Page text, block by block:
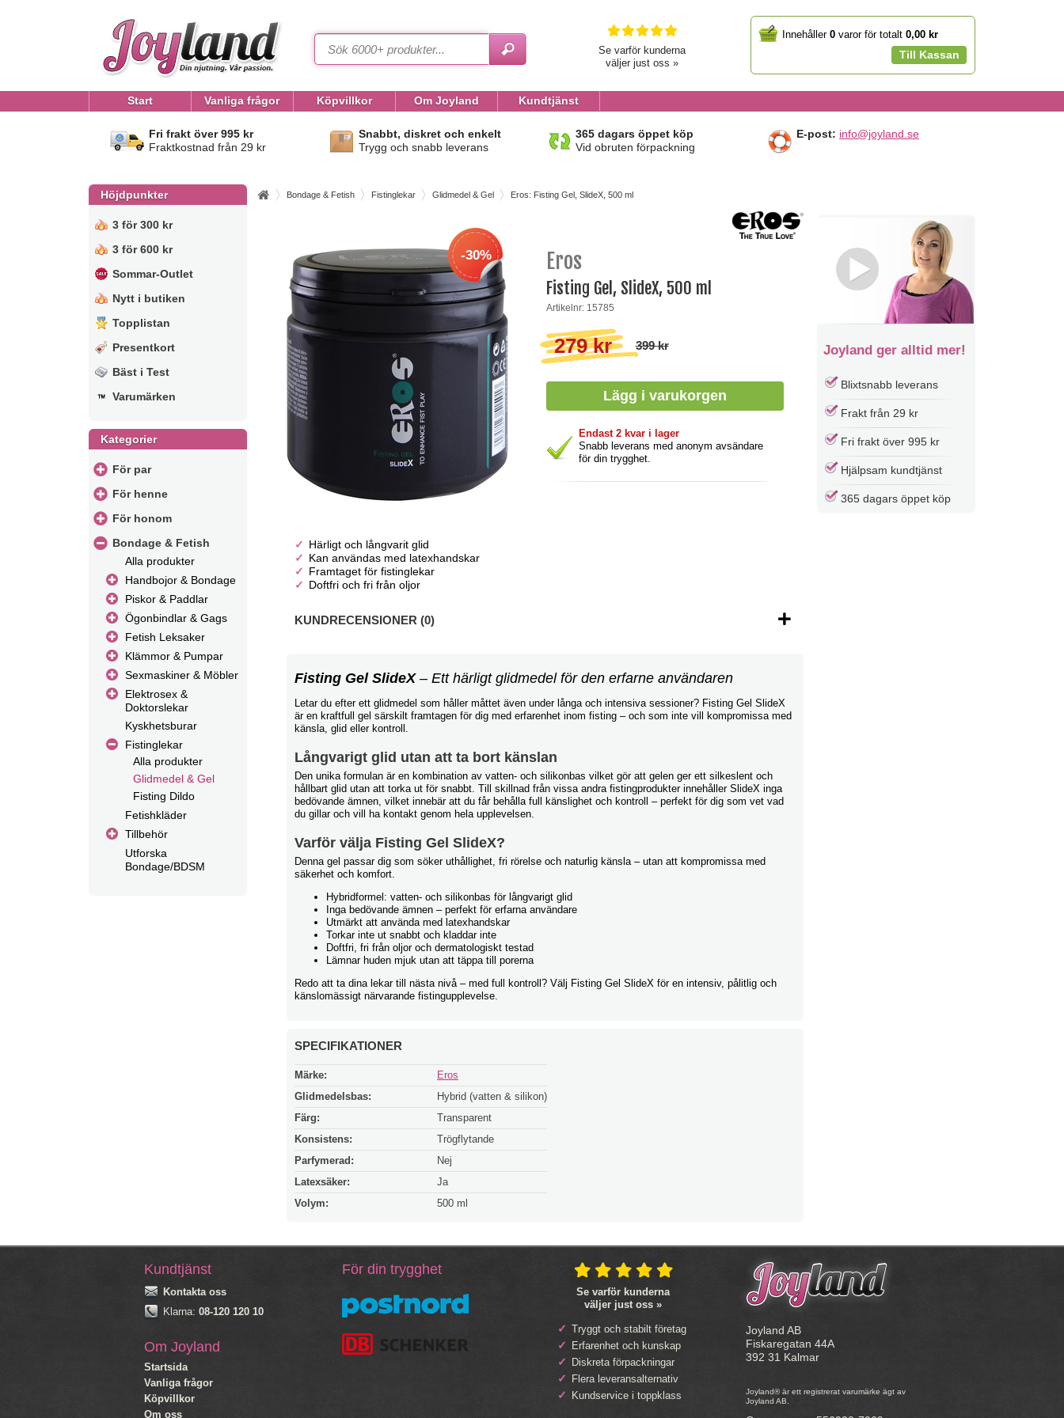
Se varför kunderna
väljer just oss »
YourInnehåller 0 varor för totalt 0,00 kr
Till Kassan
Start Vanliga frågor Köpvillkor Om Joyland Kundtjänst
Fri frakt över 995 kr
Fraktkostnad från 29 kr
Snabbt, diskret och enkelt
Trygg och snabb leverans
365 dagars öppet köp
Vid obruten förpackning
E-post: info@joyland.se
Höjdpunkter
3 för 300 kr
3 för 600 kr
Sommar-Outlet
Nytt i butiken
Topplistan
Presentkort
Bäst i Test
Varumärken
Kategorier
För par
För henne
För honom
Bondage & Fetish
Alla produkter
Handbojor & Bondage
Piskor & Paddlar
Ögonbindlar & Gags
Fetish Leksaker
Klämmor & Pumpar
Sexmaskiner & Möbler
Elektrosex &
Doktorslekar
Kyskhetsburar
Fistinglekar
Alla produkter
Glidmedel & Gel
Fisting Dildo
Fetishkläder
Tillbehör
Utforska
Bondage/BDSM
Bondage & Fetish Fistinglekar Glidmedel & Gel Eros: Fisting Gel, SlideX, 500 ml
-30% Eros
Fisting Gel, SlideX, 500 ml
Artikelnr: 15785
279 kr 399 kr
Endast 2 kvar i lager
Snabb leverans med anonym avsändare
för din trygghet.
Härligt och långvarit glid
Kan användas med latexhandskar
Framtaget för fistinglekar
Doftfri och fri från oljor
KUNDRECENSIONER (0)
Fisting Gel SlideX– Ett härligt glidmedel för den erfarne användaren
Letar du efter ett glidmedel som håller måttet även under långa och intensiva sessioner? Fisting Gel SlideX
är en kraftfull gel särskilt framtagen för dig med erfarenhet inom fisting – och som inte vill kompromissa med
känsla, glid eller kontroll.
Långvarigt glid utan att ta bort känslan
Den unika formulan är en kombination av vatten- och silikonbas vilket gör att gelen ger ett silkeslent och
hållbart glid utan att torka ut för snabbt. Till skillnad från vissa andra fistingprodukter innehåller SlideX inga
bedövande ämnen, vilket innebär att du får behålla full känslighet och kontroll – perfekt för dig som vet vad
du gillar och vill ha kontakt genom hela upplevelsen.
Varför välja Fisting Gel SlideX?
Denna gel passar dig som söker uthållighet, fri rörelse och naturlig känsla – utan att kompromissa med
säkerhet och komfort.
Hybridformel: vatten- och silikonbas för långvarigt glid
Inga bedövande ämnen – perfekt för erfarna användare
Utmärkt att använda med latexhandskar
Torkar inte ut snabbt och kladdar inte
Doftfri, fri från oljor och dermatologiskt testad
Lämnar huden mjuk utan att täppa till porerna
Redo att ta dina lekar till nästa nivå – med full kontroll? Välj Fisting Gel SlideX för en intensiv, pålitlig och
känslomässigt närvarande fistingupplevelse.
SPECIFIKATIONER
Märke:
Eros
Glidmedelsbas:
Hybrid (vatten & silikon)
Färg:
Transparent
Konsistens:
Trögflytande
Parfymerad:
Nej
Latexsäker:
Ja
Volym:
500 ml
Joyland ger alltid mer!
Blixtsnabb leverans
Frakt från 29 kr
Fri frakt över 995 kr
Hjälpsam kundtjänst
365 dagars öppet köp
Kundtjänst
Kontakta oss
Klarna: 08-120 120 10
Om Joyland
Startsida
Vanliga frågor
Köpvillkor
Om oss
För din trygghet
Se varför kunderna
väljer just oss »
Tryggt och stabilt företag
Erfarenhet och kunskap
Diskreta förpackningar
Flera leveransalternativ
Kundservice i toppklass
Joyland AB
Fiskaregatan 44A
392 31 Kalmar
Joyland® är ett registrerat varumärke ägt av
Joyland AB.